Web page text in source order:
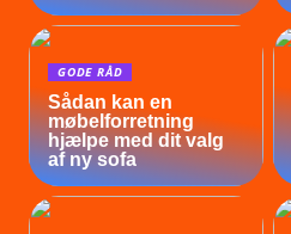
GODE RÅD
Sådan kan en
møbelforretning
hjælpe med dit valg
af ny sofa